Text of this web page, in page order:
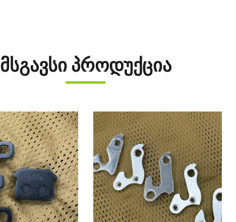
მსგავსი პროდუქცია